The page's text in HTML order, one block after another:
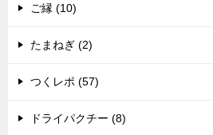
ご縁 (10)
たまねぎ (2)
つくレポ (57)
ドライパクチー (8)